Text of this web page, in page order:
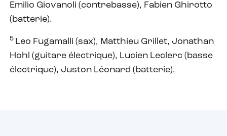
Emilio Giovanoli (contrebasse), Fabien Ghirotto
(batterie).
5 Leo Fugamalli (sax), Matthieu Grillet, Jonathan
Hohl (guitare électrique), Lucien Leclerc (basse
électrique), Juston Léonard (batterie).